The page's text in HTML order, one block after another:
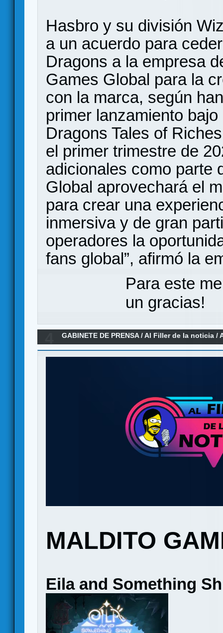
Hasbro y su división
a un acuerdo para
Dragons a la empresa
Games Global para la
con la marca, según
primer lanzamiento
Dragons Tales of
el primer trimestre de
adicionales como parte
Global aprovechará el
para crear una
inmersiva y de gran
operadores la
fans global”, afirmó la
Para este
un gracias!
GABINETE DE PRENSA/Al Filler de la noticia /
MALDITO
Eila and Something